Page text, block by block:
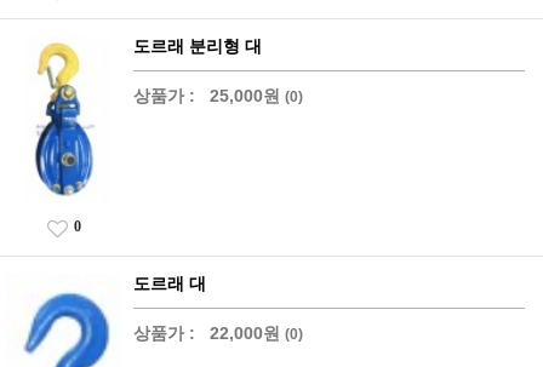
도르래 분리형 대
상품가 : 25,000원 (0)
0
도르래 대
상품가 : 22,000원 (0)